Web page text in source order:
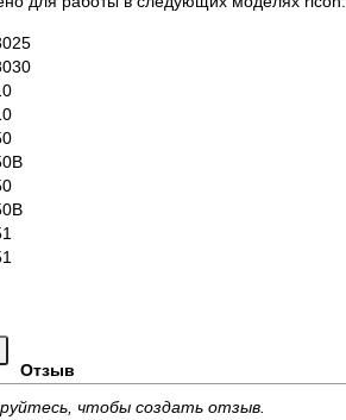
Отзыв
чтобы создать отзыв.